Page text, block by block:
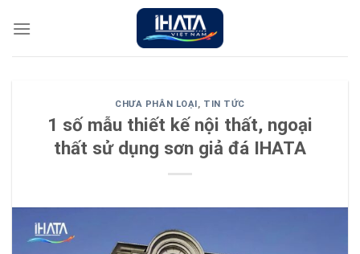
đến
CHƯA PHÂN LOẠI, TIN TỨC
1 số mẫu thiết kế nội thất, ngoại
thất sử dụng sơn giả đá IHATA